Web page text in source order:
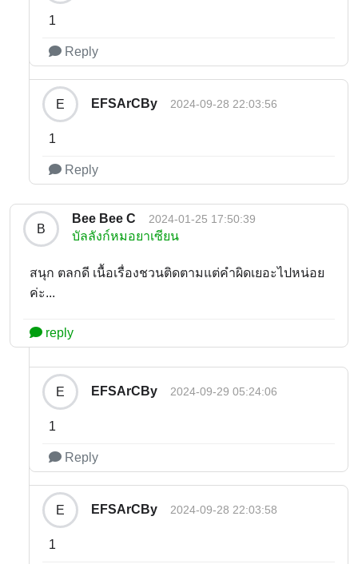
1
Reply
E EFSArCBy 2024-09-28 22:03:56
1
Reply
B
Bee Bee C 2024-01-25 17:50:39
บัลลังก์หมอยาเซียน
สนุก ตลกดี เนื้อเรื่องชวนติดตามแต่คำผิดเยอะไปหน่อย
ค่ะ...
reply
E EFSArCBy 2024-09-29 05:24:06
1
Reply
E EFSArCBy 2024-09-28 22:03:58
1